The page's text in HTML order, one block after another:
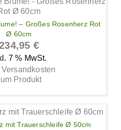
– Großes Rosenherz Rot
Ø 60cm
€
7 % MwSt.
Versandkosten
Produkt
mit Trauerschleife Ø 50cm